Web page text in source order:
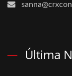
Última